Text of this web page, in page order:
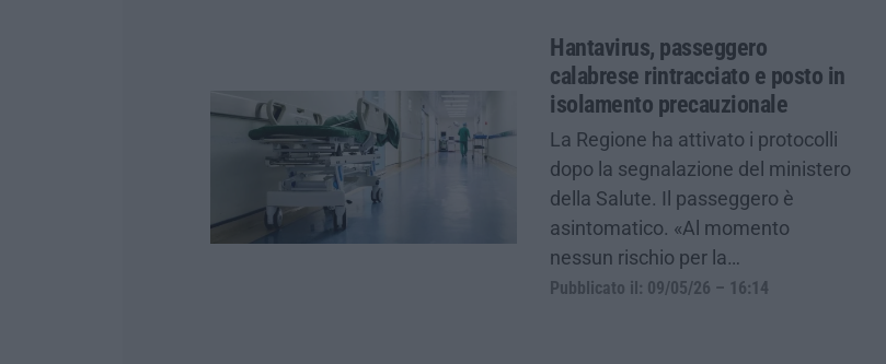
Hantavirus, passeggero
calabrese rintracciato e posto in
isolamento precauzionale
La Regione ha attivato i protocolli
dopo la segnalazione del ministero
della Salute. Il passeggero è
asintomatico. «Al momento
nessun rischio per la…
Pubblicato il: 09/05/26 – 16:14